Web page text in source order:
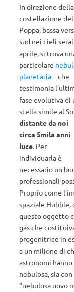
In direzione della
costellazione
Poppa, bassa
sud nei cieli
aprile, si trova
particolare
planetaria– che
testimonia
fase evolutiva di
stella simile al
distante da noi
circa 5mila anni
luce. Per
individuarla è
necessario un
professionali
Proprio come
spaziale
questo oggetto
gas che
progenitrice in
a un milione di
astronomi
nebulosa, sia
“nebulosa uovo